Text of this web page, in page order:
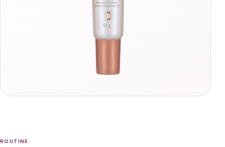
ROUTINE